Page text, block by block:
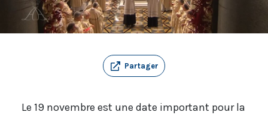
Partager
Le 19 novembre est une date important pour la